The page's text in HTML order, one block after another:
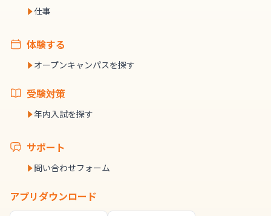
仕事
体験する
オープンキャンパスを探す
受験対策
年内入試を探す
サポート
問い合わせフォーム
アプリダウンロード